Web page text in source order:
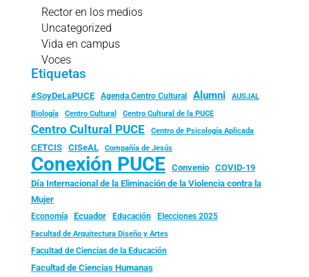
Rector en los medios
Uncategorized
Vida en campus
Voces
Etiquetas
#SoyDeLaPUCE Agenda Centro Cultural Alumni
AUSJAL
Biología
Centro Cultural Centro Cultural de la PUCE
Centro Cultural PUCE Centro de Psicología Aplicada
CETCIS CISeAL Compañía de Jesús
Conexión PUCE Convenio
COVID-19
Día Internacional de la Eliminación de la Violencia contra la
Mujer
Economía Ecuador Educación Elecciones 2025
Facultad de Arquitectura Diseño y Artes
Facultad de Ciencias de la Educación
Facultad de Ciencias Humanas